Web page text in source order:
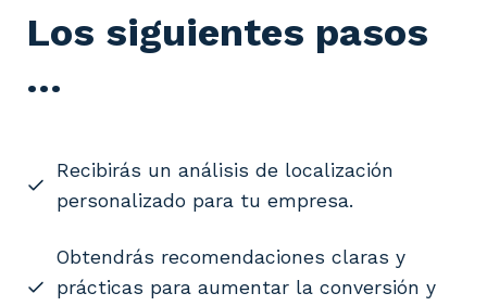
Los siguientes pasos
…
Recibirás un análisis de localización
personalizado para tu empresa.
Obtendrás recomendaciones claras y
prácticas para aumentar la conversión y